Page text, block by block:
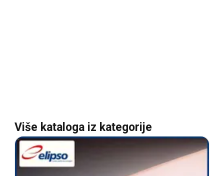
Više kataloga iz kategorije